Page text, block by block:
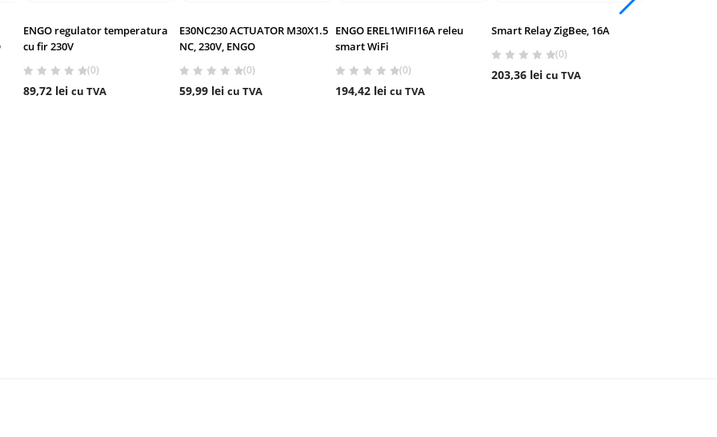
ENGO regulator temperatura
cu fir 230V
(0)
89,72 lei cu TVA
E30NC230 ACTUATOR M30X1.5
NC, 230V, ENGO
(0)
59,99 lei cu TVA
ENGO EREL1WIFI16A releu
smart WiFi
(0)
194,42 lei cu TVA
Smart Relay ZigBee, 16A
(0)
203,36 lei cu TVA